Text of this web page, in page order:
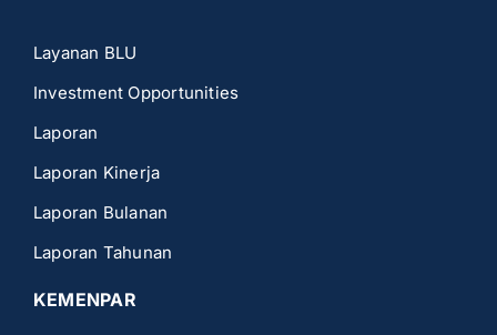
Layanan BLU
Investment Opportunities
Laporan
Laporan Kinerja
Laporan Bulanan
Laporan Tahunan
KEMENPAR